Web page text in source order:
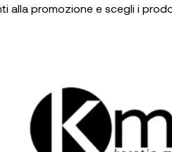
alla promozione e scegli i